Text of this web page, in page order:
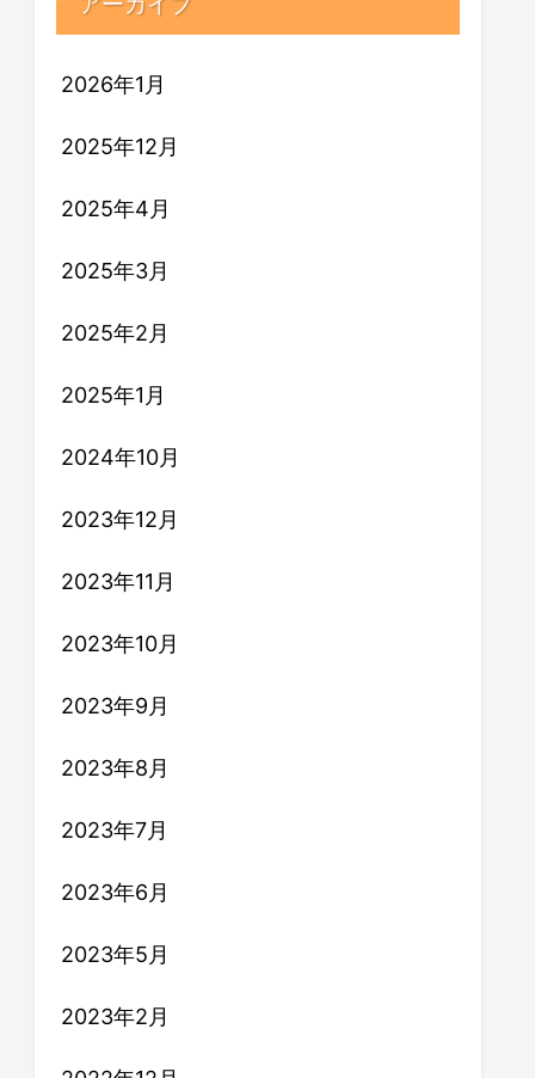
2026年1月
2025年12月
2025年4月
2025年3月
2025年2月
2025年1月
2024年10月
2023年12月
2023年11月
2023年10月
2023年9月
2023年8月
2023年7月
2023年6月
2023年5月
2023年2月